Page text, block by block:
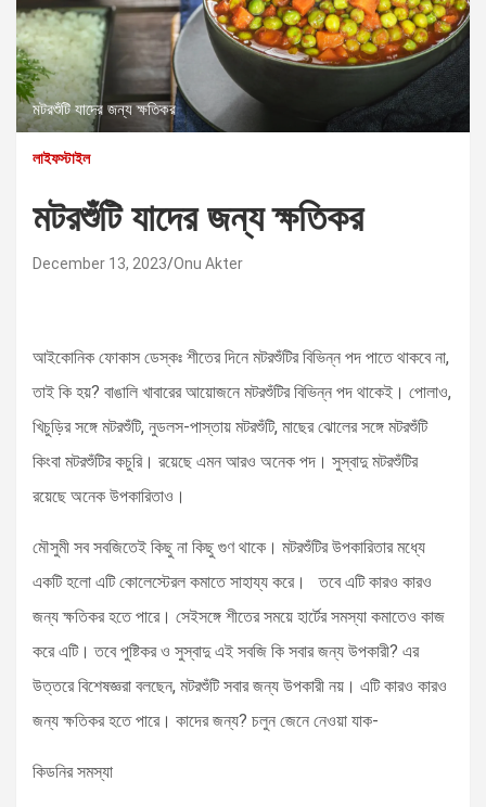
মটরশুঁটি যাদের জন্য ক্ষতিকর
লাইফস্টাইল
মটরশুঁটি যাদের জন্য ক্ষতিকর
December 13, 2023 Onu Akter
আইকোনিক ফোকাস ডেস্কঃ শীতের দিনে মটরশুঁটির বিভিন্ন পদ পাতে থাকবে না,
তাই কি হয়? বাঙালি খাবারের আয়োজনে মটরশুঁটির বিভিন্ন পদ থাকেই। পোলাও,
খিচুড়ির সঙ্গে মটরশুঁটি, নুডলস-পাস্তায় মটরশুঁটি, মাছের ঝোলের সঙ্গে মটরশুঁটি
কিংবা মটরশুঁটির কচুরি। রয়েছে এমন আরও অনেক পদ। সুস্বাদু মটরশুঁটির
রয়েছে অনেক উপকারিতাও।
মৌসুমী সব সবজিতেই কিছু না কিছু গুণ থাকে। মটরশুঁটির উপকারিতার মধ্যে
একটি হলো এটি কোলেস্টেরল কমাতে সাহায্য করে। তবে এটি কারও কারও
জন্য ক্ষতিকর হতে পারে। সেইসঙ্গে শীতের সময়ে হার্টের সমস্যা কমাতেও কাজ
করে এটি। তবে পুষ্টিকর ও সুস্বাদু এই সবজি কি সবার জন্য উপকারী? এর
উত্তরে বিশেষজ্ঞরা বলছেন, মটরশুঁটি সবার জন্য উপকারী নয়। এটি কারও কারও
জন্য ক্ষতিকর হতে পারে। কাদের জন্য? চলুন জেনে নেওয়া যাক-
কিডনির সমস্যা